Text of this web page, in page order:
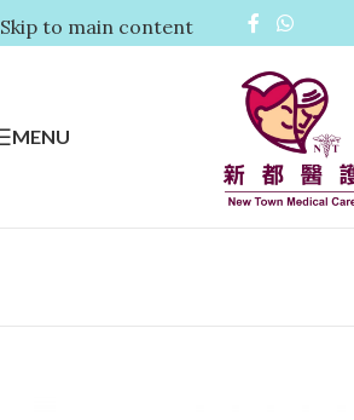
Skip to main content
MENU